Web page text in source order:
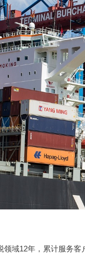
域12年，累计服务